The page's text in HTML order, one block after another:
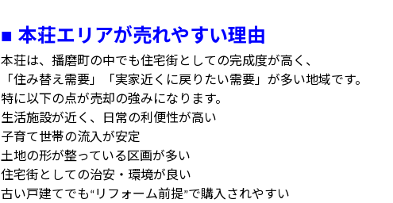
■ 本荘エリアが売れやすい理由
本荘は、播磨町の中でも住宅街としての完成度が高く、
「住み替え需要」「実家近くに戻りたい需要」が多い地域です。
特に以下の点が売却の強みになります。
生活施設が近く、日常の利便性が高い
子育て世帯の流入が安定
土地の形が整っている区画が多い
住宅街としての治安・環境が良い
古い戸建てでも “ リフォーム前提”で購入されやすい